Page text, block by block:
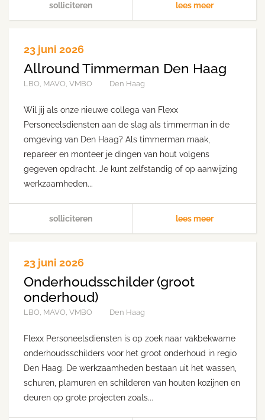
solliciteren lees meer
23 juni 2026
Allround Timmerman Den Haag
LBO, MAVO, VMBO Den Haag
Wil jij als onze nieuwe collega van Flexx
Personeelsdiensten aan de slag als timmerman in de
omgeving van Den Haag? Als timmerman maak,
repareer en monteer je dingen van hout volgens
gegeven opdracht. Je kunt zelfstandig of op aanwijzing
werkzaamheden...
solliciteren lees meer
23 juni 2026
Onderhoudsschilder (groot
onderhoud)
LBO, MAVO, VMBO Den Haag
Flexx Personeelsdiensten is op zoek naar vakbekwame
onderhoudsschilders voor het groot onderhoud in regio
Den Haag. De werkzaamheden bestaan uit het wassen,
schuren, plamuren en schilderen van houten kozijnen en
deuren op grote projecten zoals...